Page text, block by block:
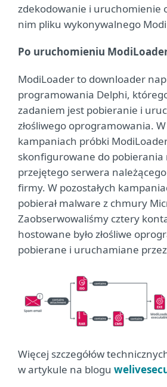
zdekodowanie i uruchomienie
nim pliku wykonywalnego
Po uruchomieniu
ModiLoader to downloader
programowania Delphi,
zadaniem jest pobieranie i
złośliwego oprogramowania.
kampaniach próbki
skonfigurowane do pobierania
przejętego serwera
firmy. W pozostałych
pobierał malware z chmury
Zaobserwowaliśmy cztery
hostowane było złośliwe
pobierane i uruchamiane
Więcej szczegółów
w artykule na blogu